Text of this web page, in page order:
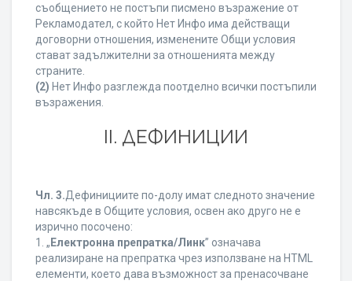
съобщението не постъпи писмено възражение от
Рекламодател, с който Нет Инфо има действащи
договорни отношения, изменените Общи условия
стават задължителни за отношенията между
страните.
(2) Нет Инфо разглежда поотделно всички постъпили
възражения.
ІІ. ДЕФИНИЦИИ
Чл. 3.Дефинициите по-долу имат следното значение
навсякъде в Общите условия, освен ако друго не е
изрично посочено:
1. „ Електронна препратка/Линк” означава
реализиране на препратка чрез използване на HTML
елементи, което дава възможност за пренасочване